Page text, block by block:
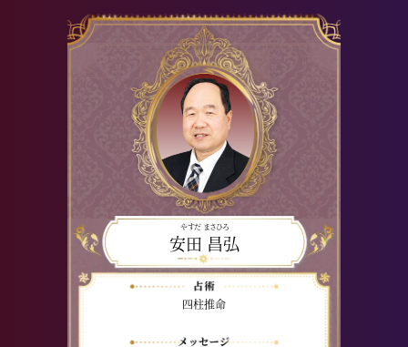
やすだ まさひろ
安田 昌弘
四柱推命